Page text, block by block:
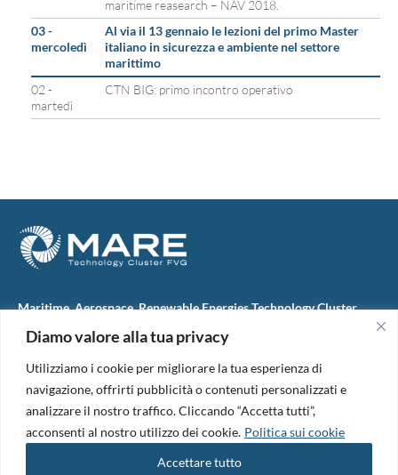
Diamo valore alla tua privacy
Utilizziamo i cookie per migliorare la tua esperienza di
navigazione, offrirti pubblicità o contenuti personalizzati e
analizzare il nostro traffico. Cliccando “Accetta tutti”,
acconsenti al nostro utilizzo dei cookie. Politica sui cookie
Accettare tutto
maritime reasearch – NAV 2018.
03 -
mercoledì
Al via il 13 gennaio le lezioni del primo Master
italiano in sicurezza e ambiente nel settore
marittimo
02 -
martedì
CTN BIG: primo incontro operativo
Maritime, Aerospace, Renewable Energies Technology Cluster
M.A.R.E. TC FVG S.c.ar.l.
34074 Monfalcone (Italy)
tel. +39 0481 723440
Codice Fiscale e Partita Iva: 01138620313
PEC:marefvg@legalmail.it
Codice univoco per i pagamenti: M5UXCR1
Copyright 2026. Design and development by